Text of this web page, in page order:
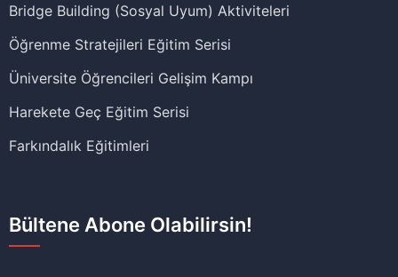
Bridge Building (Sosyal Uyum) Aktiviteleri
Öğrenme Stratejileri Eğitim Serisi
Üniversite Öğrencileri Gelişim Kampı
Harekete Geç Eğitim Serisi
Farkındalık Eğitimleri
Bültene Abone Olabilirsin!